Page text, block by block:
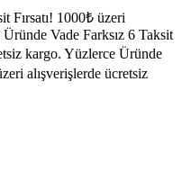
Fırsatı! 1000₺ üzeri
Vade Farksız 6 Taksit
kargo. Yüzlerce Üründe
alışverişlerde ücretsiz